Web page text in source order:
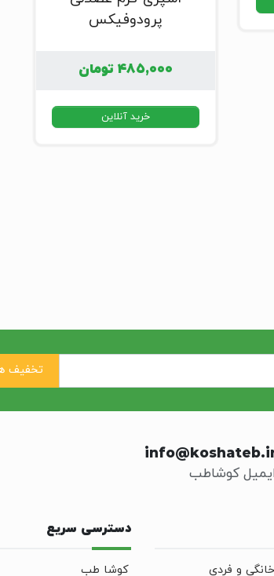
پرودوفیکس
۴۸۵,۰۰۰ تومان
خرید آنلاین
کوشاطب
و فردی
دسترسی سریع
کوشا طب